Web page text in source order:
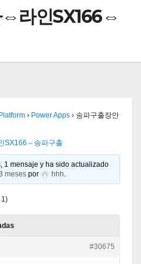
⇔라인SX166⇔
› Power Apps › 송파구출장안
SX166⇔송파구출
1 mensaje y ha sido actualizado
meses por hhh.
1)
#30675